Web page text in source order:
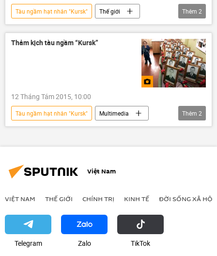
Tàu ngầm hạt nhân "Kursk"
Thế giới
Nga
Tin chính tại Nga tàu ngầm
Thêm 2
Thảm kịch tàu ngầm “Kursk”
12 Tháng Tám 2015, 10:00
Tàu ngầm hạt nhân "Kursk"
Multimedia
Ảnh
Tin chính tại Nga
Thêm 2
Việt Nam
VIỆT NAM THẾ GIỚI CHÍNH TRỊ KINH TẾ ĐỜI SỐNG XÃ HỘI
Telegram Zalo ТikТоk